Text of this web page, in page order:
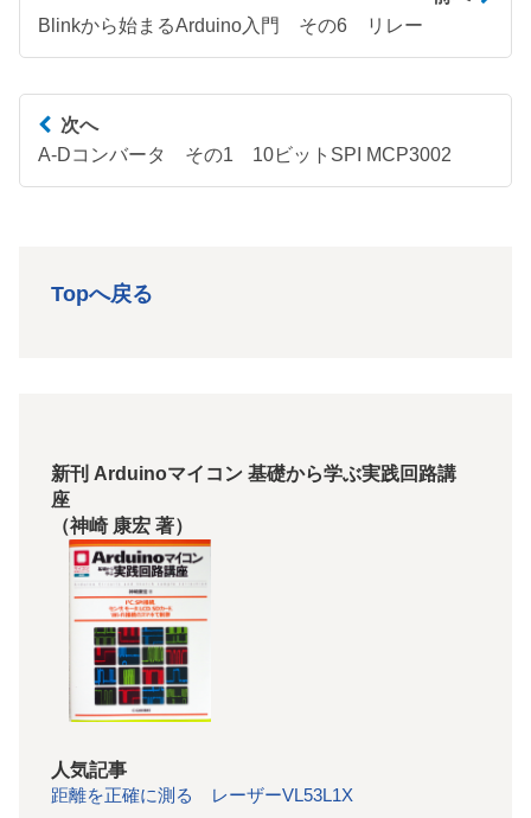
Blinkから始まるArduino入門 その6 リレー
次へ
A-Dコンバータ その1 10ビットSPI MCP3002
Topへ戻る
新刊 Arduinoマイコン 基礎から学ぶ実践回路講
座
（神崎 康宏 著）
人気記事
距離を正確に測る レーザーVL53L1X